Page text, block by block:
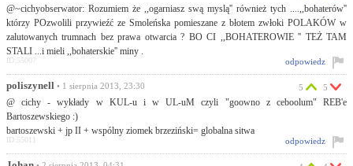
@~cichyobserwator: Rozumiem że ,,ogarniasz swą myslą'' również tych ....,,bohaterów''
którzy POzwolili przywieźć ze Smoleńska pomieszane z błotem zwłoki POLAKÓW w
zalutowanych trumnach bez prawa otwarcia ? BO CI ,,BOHATEROWIE '' TEŻ TAM
STALI ...i mieli ,,bohaterskie'' miny .
odpowiedz
ID:55007
poliszynell • 1 sierpnia 2013, 23:30
@ cichy - wykłady w KUL-u i w UL-uM czyli "goowno z ceboolum" REB'e
Bartoszewskiego :)
bartoszewski + jp II + wspólny ziomek brzeziński= globalna sitwa
5 5
odpowiedz
ID:55011